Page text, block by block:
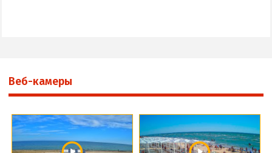
Веб-камеры